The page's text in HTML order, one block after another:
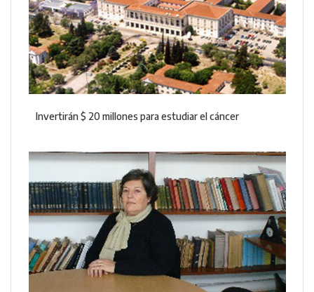
Invertirán $ 20 millones para estudiar el cáncer